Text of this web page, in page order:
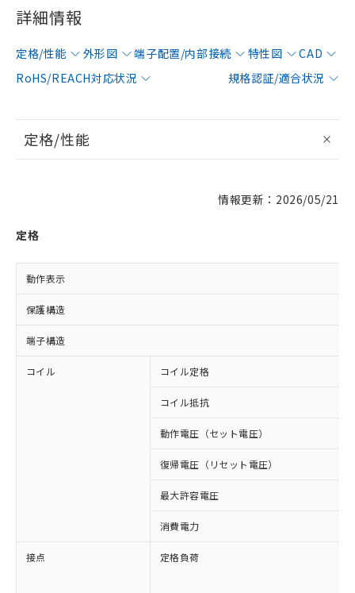
詳細情報
定格/性能 外形図 端子配置/内部接続 特性図
CAD
RoHS/REACH対応状況
規格認証/適合状況
定格/性能
情報更新：2026/05/21
定格
動作表示
保護構造
端子構造
コイル コイル定格
コイル抵抗
動作電圧（セット電圧）
復帰電圧（リセット電圧）
最大許容電圧
消費電力
接点 定格負荷